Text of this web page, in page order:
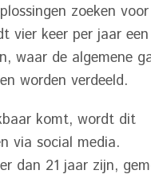
zoeken voor
vier keer per jaar een
waar de algemene
worden verdeeld.
komt, wordt dit
via social media.
dan 21 jaar zijn,